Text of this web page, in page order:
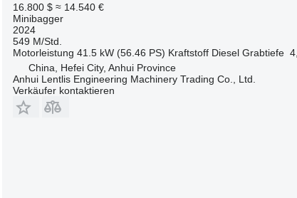
16.800 $ ≈ 14.540 €
Minibagger
2024
549 M/Std.
Motorleistung 41.5 kW (56.46 PS) Kraftstoff Diesel Grabtiefe
China, Hefei City, Anhui Province
Anhui Lentlis Engineering Machinery Trading Co., Ltd.
Verkäufer kontaktieren